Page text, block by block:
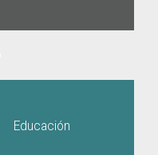
Educación